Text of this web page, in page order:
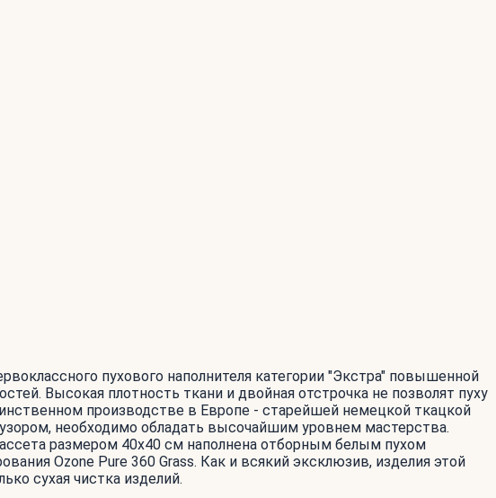
пухового наполнителя категории "Экстра" повышенной
Высокая плотность ткани и двойная отстрочка не позволят пуху
производстве в Европе - старейшей немецкой ткацкой
необходимо обладать высочайшим уровнем мастерства.
размером 40х40 см наполнена отборным белым пухом
Ozone Pure 360 Grass. Как и всякий эксклюзив, изделия этой
сухая чистка изделий.